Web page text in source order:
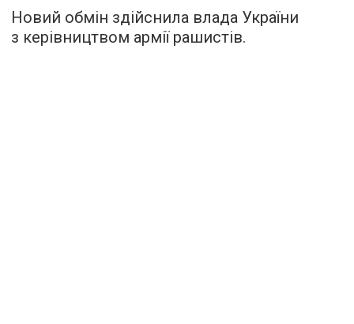
Новий обмін здійснила влада України
з керівництвом армії рашистів.